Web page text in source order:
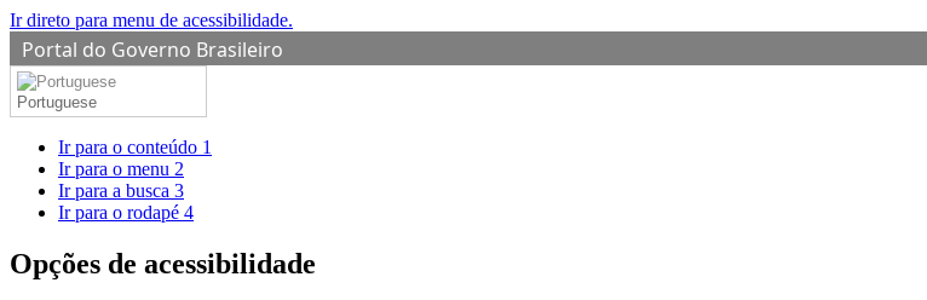
Ir direto para menu de acessibilidade.
Portal do Governo Brasileiro
Portuguese
Ir para o conteúdo 1
Ir para o menu 2
Ir para a busca 3
Ir para o rodapé 4
Opções de acessibilidade